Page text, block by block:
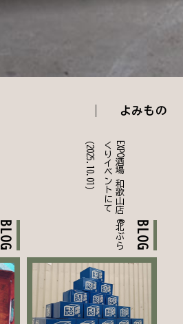
よみもの
BLOG
E
X
P
O
酒
場
和
歌
山
店
@
北
ぶ
ら
く
り
イ
ベ
ン
ト
に
て
(2025.10.01)
BLOG